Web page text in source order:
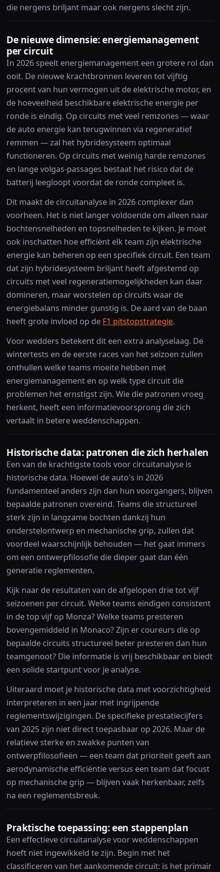
die nergens briljant maar ook nergens slecht zijn.
De nieuwe dimensie: energiemanagement
per circuit
In 2026 speelt energiemanagement een grotere rol dan
ooit. De nieuwe krachtbronnen leveren tot vijftig
procent van hun vermogen uit de elektrische motor, en
de hoeveelheid beschikbare elektrische energie per
ronde is eindig. Op circuits met veel remzones — waar
de auto energie kan terugwinnen via regeneratief
remmen — zal het hybridesysteem optimaal
functioneren. Op circuits met weinig harde remzones
en lange volgas-passages bestaat het risico dat de
batterij leegloopt voordat de ronde compleet is.
Dit maakt de circuitanalyse in 2026 complexer dan
voorheen. Het is niet langer voldoende om alleen naar
bochtensnelheden en topsnelheden te kijken. Je moet
ook inschatten hoe efficiënt elk team zijn elektrische
energie kan beheren op een specifiek circuit. Een team
dat zijn hybridesysteem briljant heeft afgestemd op
circuits met veel regeneratiemogelijkheden kan daar
domineren, maar worstelen op circuits waar de
energiebalans minder gunstig is. De aard van de baan
heeft grote invloed op de F1 pitstopstrategie.
Voor wedders betekent dit een extra analyselaag. De
wintertests en de eerste races van het seizoen zullen
onthullen welke teams moeite hebben met
energiemanagement en op welk type circuit die
problemen het ernstigst zijn. Wie die patronen vroeg
herkent, heeft een informatievoorsprong die zich
vertaalt in betere weddenschappen.
Historische data: patronen die zich herhalen
Een van de krachtigste tools voor circuitanalyse is
historische data. Hoewel de auto's in 2026
fundamenteel anders zijn dan hun voorgangers, blijven
bepaalde patronen overeind. Teams die structureel
sterk zijn in langzame bochten dankzij hun
onderstelontwerp en mechanische grip, zullen dat
voordeel waarschijnlijk behouden — het gaat immers
om een ontwerpfilosofie die dieper gaat dan één
generatie reglementen.
Kijk naar de resultaten van de afgelopen drie tot vijf
seizoenen per circuit. Welke teams eindigen consistent
in de top vijf op Monza? Welke teams presteren
bovengemiddeld in Monaco? Zijn er coureurs die op
bepaalde circuits structureel beter presteren dan hun
teamgenoot? Die informatie is vrij beschikbaar en biedt
een solide startpunt voor je analyse.
Uiteraard moet je historische data met voorzichtigheid
interpreteren in een jaar met ingrijpende
reglementswijzigingen. De specifieke prestatiecijfers
van 2025 zijn niet direct toepasbaar op 2026. Maar de
relatieve sterke en zwakke punten van
ontwerpfilosofieën — een team dat prioriteit geeft aan
aerodynamische efficiëntie versus een team dat focust
op mechanische grip — blijven vaak herkenbaar, zelfs
na een reglementsbreuk.
Praktische toepassing: een stappenplan
Een effectieve circuitanalyse voor weddenschappen
hoeft niet ingewikkeld te zijn. Begin met het
classificeren van het aankomende circuit: is het primair